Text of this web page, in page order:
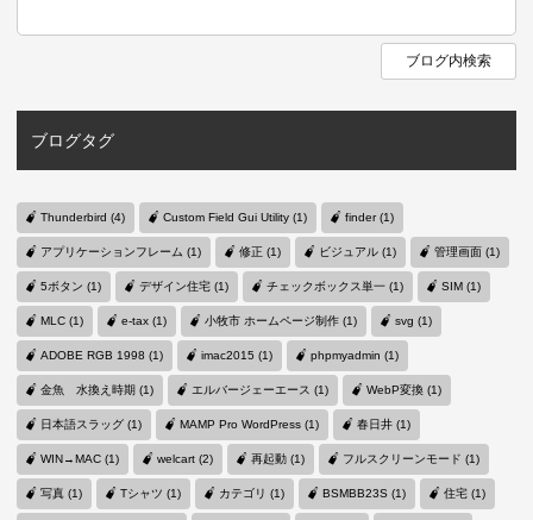
ブログタグ
Thunderbird (4) Custom Field Gui Utility (1) finder (1)
アプリケーションフレーム (1) 修正 (1) ビジュアル (1) 管理画面 (1)
5ボタン (1) デザイン住宅 (1) チェックボックス単一 (1) SIM (1)
MLC (1) e-tax (1) 小牧市 ホームページ制作 (1) svg (1)
ADOBE RGB 1998 (1) imac2015 (1) phpmyadmin (1)
金魚 水換え時期 (1) エルバージェーエース (1) WebP変換 (1)
日本語スラッグ (1) MAMP Pro WordPress (1) 春日井 (1)
WIN→MAC (1) welcart (2) 再起動 (1) フルスクリーンモード (1)
写真 (1) Tシャツ (1) カテゴリ (1) BSMBB23S (1) 住宅 (1)